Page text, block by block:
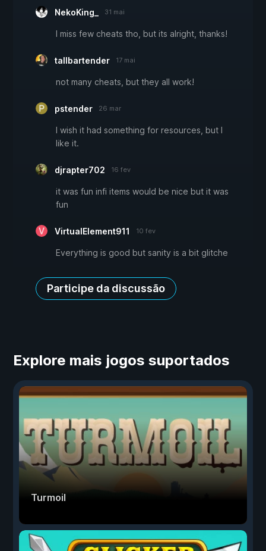
NekoKing_ 31 mai
I miss few cheats tho, but its alright, thanks!
tallbartender 17 mai
not many cheats, but they all work!
pstender 26 mar
I wish it had something for resources, but I
like it.
djrapter702 16 fev
it was fun infi items would be nice but it was
fun
VirtualElement911 10 fev
Everything is good but sanity is a bit glitche
Participe da discussão
Explore mais jogos suportados
Turmoil